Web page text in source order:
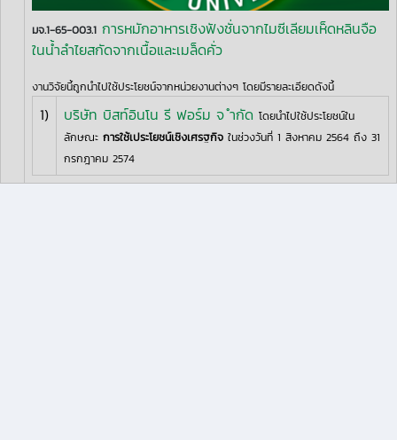
มจ.1-65-003.1 การหมักอาหารเชิงฟังชั่นจากไมซีเลียมเห็ดหลินจือ
ในน้ำลำไยสกัดจากเนื้อและเมล็ดคั่ว
งานวิจัยนี้ถูกนำไปใช้ประโยชน์จากหน่วยงานต่างๆ โดยมีรายละเอียดดังนี้
1) บริษัท บิสท์อินโน รี ฟอร์ม จ ำกัด โดยนำไปใช้ประโยชน์ใน
ลักษณะ การใช้เประโยชน์เชิงเศรฐกิจ ในช่วงวันที่ 1 สิงหาคม 2564 ถึง 31
กรกฎาคม 2574